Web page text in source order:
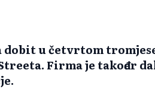
dobit u četvrtom
Firma je također